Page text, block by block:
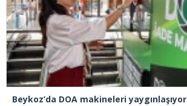
Beykoz’da DOA makineleri yaygınlaşıyor